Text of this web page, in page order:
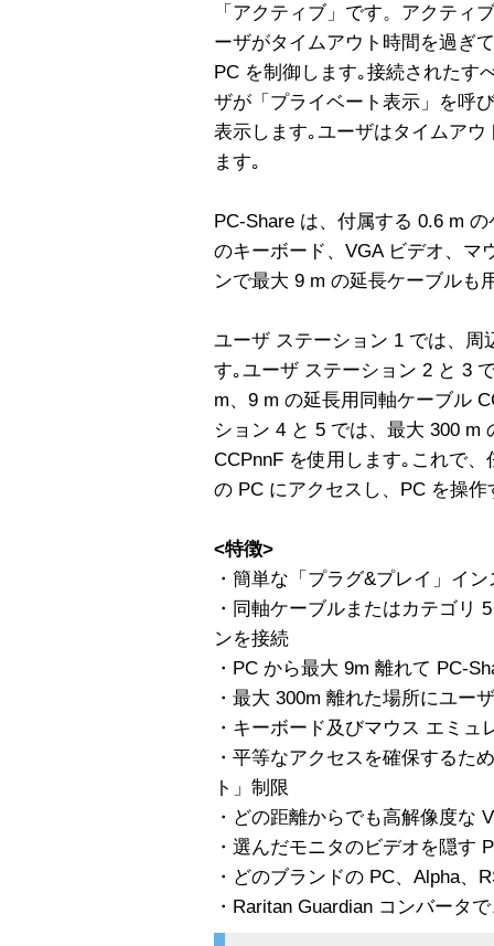
「アクティブ」です。アクティ
ーザがタイムアウト時間を過ぎ
PC を制御します｡接続されたす
ザが「プライベート表示」を呼
表示します｡ユーザはタイムア
ます｡
PC-Share は、付属する 0.6 m
のキーボード、VGA ビデオ、マ
ンで最大 9 m の延長ケーブルも
ユーザ ステーション 1 では、周
す｡ユーザ ステーション 2 と 3
m、9 m の延長用同軸ケーブル
ション 4 と 5 では、最大 300 m
CCPnnF を使用します｡これで
の PC にアクセスし、PC を操
<特徴>
・簡単な「プラグ&プレイ」イ
・同軸ケーブルまたはカテゴリ
ンを接続
・PC から最大 9m 離れて PC-
・最大 300m 離れた場所にユー
・キーボード及びマウス エミ
・平等なアクセスを確保するた
ト」制限
・どの距離からでも高解像度な
・選んだモニタのビデオを隠す
・どのブランドの PC、Alpha、
・Raritan Guardian コンバータ